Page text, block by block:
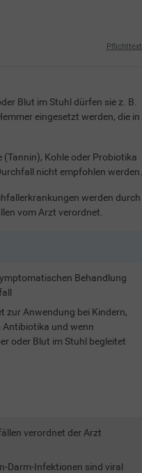
Pflichttext
Blut im Stuhl dürfen sie z. B.
eingesetzt werden, die in
Kohle oder Probiotika
nicht empfohlen werden.
werden durch
vom Arzt verordnet.
Behandlung
zur Anwendung bei Kindern,
Antibiotika und wenn
oder Blut im Stuhl begleitet
verordnet der Arzt
Darm-Infektionen sind viral